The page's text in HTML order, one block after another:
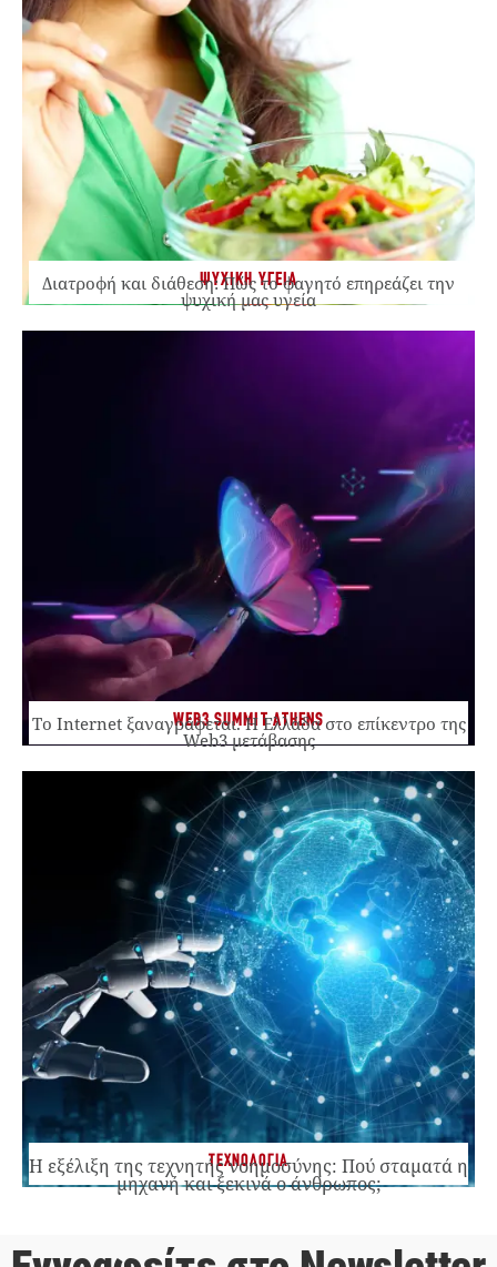
ΨΥΧΙΚΗ ΥΓΕΙΑ
Διατροφή και διάθεση: Πώς το φαγητό επηρεάζει την
ψυχική μας υγεία
WEB3 SUMMIT ATHENS
Το Internet ξαναγράφεται. Η Ελλάδα στο επίκεντρο της
Web3 μετάβασης
ΤΕΧΝΟΛΟΓΙΑ
Η εξέλιξη της τεχνητής νοημοσύνης: Πού σταματά η
μηχανή και ξεκινά ο άνθρωπος;